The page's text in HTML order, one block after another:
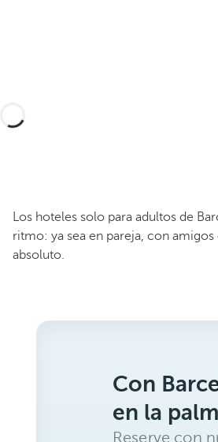
Los hoteles solo para adultos de
ritmo: ya sea en pareja, con
absoluto.
Con
en la
Reserve con